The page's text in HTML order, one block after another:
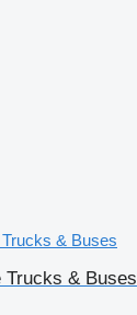
Trucks & Buses